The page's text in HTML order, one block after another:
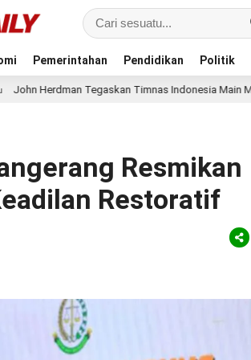
Pemerintahan Pendidikan Politik
Tegaskan Timnas Indonesia Main Menyerang saat
Resmikan
Restoratif